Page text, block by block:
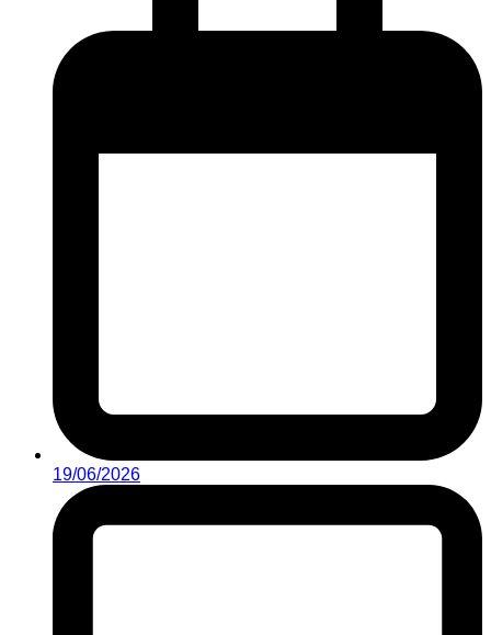
19/06/2026